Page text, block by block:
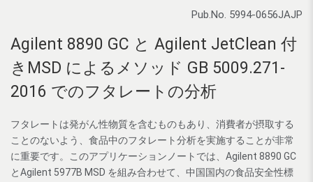
Pub.No. 5994-0656JAJP
Agilent 8890 GC と Agilent JetClean 付
きMSD によるメソッド GB 5009.271-
2016 でのフタレートの分析
フタレートは発がん性物質を含むものもあり、消費者が摂取する
ことのないよう、食品中のフタレート分析を実施することが非常
に重要です。このアプリケーションノートでは、Agilent 8890 GC
とAgilent 5977B MSD を組み合わせて、中国国内の食品安全性標